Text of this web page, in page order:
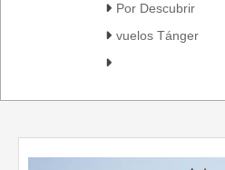
Por Descubrir
vuelos Tánger